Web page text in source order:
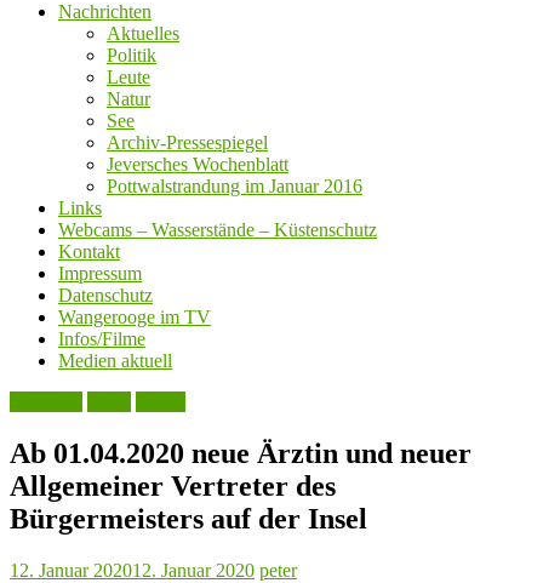
Nachrichten
Aktuelles
Politik
Leute
Natur
See
Archiv-Pressespiegel
Jeversches Wochenblatt
Pottwalstrandung im Januar 2016
Links
Webcams – Wasserstände – Küstenschutz
Kontakt
Impressum
Datenschutz
Wangerooge im TV
Infos/Filme
Medien aktuell
Ab 01.04.2020 neue Ärztin und neuer
Allgemeiner Vertreter des
Bürgermeisters auf der Insel
12. Januar 202012. Januar 2020 peter